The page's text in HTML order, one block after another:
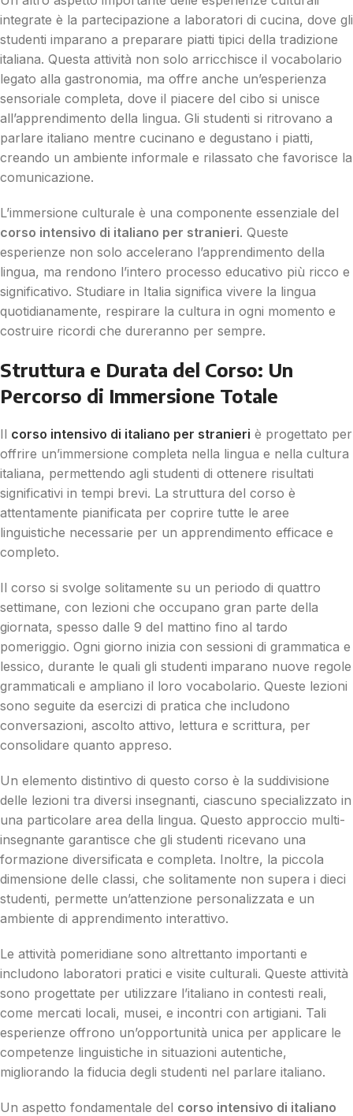
integrate è la partecipazione a laboratori di cucina, dove gli
studenti imparano a preparare piatti tipici della tradizione
italiana. Questa attività non solo arricchisce il vocabolario
legato alla gastronomia, ma offre anche un’esperienza
sensoriale completa, dove il piacere del cibo si unisce
all’apprendimento della lingua. Gli studenti si ritrovano a
parlare italiano mentre cucinano e degustano i piatti,
creando un ambiente informale e rilassato che favorisce la
comunicazione.
L’immersione culturale è una componente essenziale del
corso intensivo di italiano per stranieri. Queste
esperienze non solo accelerano l’apprendimento della
lingua, ma rendono l’intero processo educativo più ricco e
significativo. Studiare in Italia significa vivere la lingua
quotidianamente, respirare la cultura in ogni momento e
costruire ricordi che dureranno per sempre.
Struttura e Durata del Corso: Un
Percorso di Immersione Totale
Il corso intensivo di italiano per stranieri è progettato per
offrire un’immersione completa nella lingua e nella cultura
italiana, permettendo agli studenti di ottenere risultati
significativi in tempi brevi. La struttura del corso è
attentamente pianificata per coprire tutte le aree
linguistiche necessarie per un apprendimento efficace e
completo.
Il corso si svolge solitamente su un periodo di quattro
settimane, con lezioni che occupano gran parte della
giornata, spesso dalle 9 del mattino fino al tardo
pomeriggio. Ogni giorno inizia con sessioni di grammatica e
lessico, durante le quali gli studenti imparano nuove regole
grammaticali e ampliano il loro vocabolario. Queste lezioni
sono seguite da esercizi di pratica che includono
conversazioni, ascolto attivo, lettura e scrittura, per
consolidare quanto appreso.
Un elemento distintivo di questo corso è la suddivisione
delle lezioni tra diversi insegnanti, ciascuno specializzato in
una particolare area della lingua. Questo approccio multi-
insegnante garantisce che gli studenti ricevano una
formazione diversificata e completa. Inoltre, la piccola
dimensione delle classi, che solitamente non supera i dieci
studenti, permette un’attenzione personalizzata e un
ambiente di apprendimento interattivo.
Le attività pomeridiane sono altrettanto importanti e
includono laboratori pratici e visite culturali. Queste attività
sono progettate per utilizzare l’italiano in contesti reali,
come mercati locali, musei, e incontri con artigiani. Tali
esperienze offrono un’opportunità unica per applicare le
competenze linguistiche in situazioni autentiche,
migliorando la fiducia degli studenti nel parlare italiano.
Un aspetto fondamentale del corso intensivo di italiano